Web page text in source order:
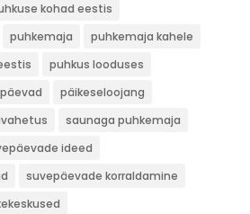
kohad eestis
puhkemaja
puhkemaja kahele
puhkus looduses
päevad
päikeseloojang
saunaga puhkemaja
ideed
suvepäevade korraldamine